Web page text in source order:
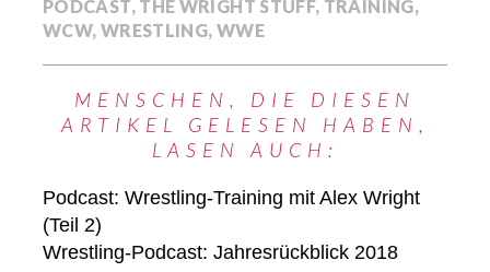
PODCAST, THE WRIGHT STUFF, TRAINING,
WCW, WRESTLING, WWE
MENSCHEN, DIE DIESEN
ARTIKEL GELESEN HABEN,
LASEN AUCH:
Podcast: Wrestling-Training mit Alex Wright
(Teil 2)
Wrestling-Podcast: Jahresrückblick 2018